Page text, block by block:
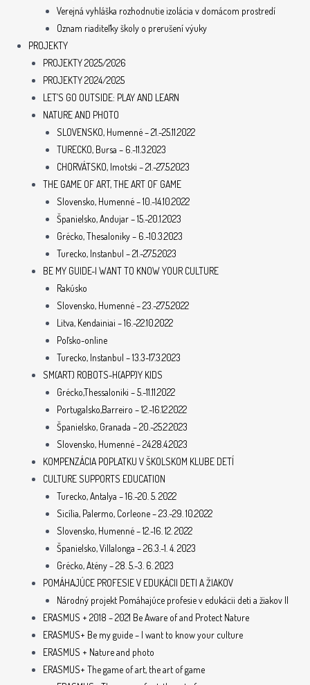
Verejná vyhláška rozhodnutie izolácia v domácom prostredí
Oznam riaditeľky školy o prerušení výuky
PROJEKTY
PROJEKTY 2025/2026
PROJEKTY 2024/2025
LET’S GO OUTSIDE: PLAY AND LEARN
NATURE AND PHOTO
SLOVENSKO, Humenné – 21.-25.11.2022
TURECKO, Bursa – 6.-11.3.2023
CHORVÁTSKO, Imotski – 21.-27.5.2023
THE GAME OF ART, THE ART OF GAME
Slovensko, Humenné – 10.-14.10.2022
Španielsko, Andujar – 15.-20.1.2023
Grécko, Thesaloniky – 6.-10.3.2023
Turecko, Instanbul – 21.-27.5.2023
BE MY GUIDE-I WANT TO KNOW YOUR CULTURE
Rakúsko
Slovensko, Humenné – 23.-27.5.2022
Litva, Kendainiai – 16.-22.10.2022
Poľsko-online
Turecko, Instanbul – 13.3-17.3.2023
SM(ART) ROBOTS-H(APP)Y KIDS
Grécko,Thessaloniki – 5.-11.11.2022
Portugalsko,Barreiro – 12.-16.12.2022
Španielsko, Granada – 20.-25.2.2023
Slovensko, Humenné – 24.28.4.2023
KOMPENZÁCIA POPLATKU V ŠKOLSKOM KLUBE DETÍ
CULTURE SUPPORTS EDUCATION
Turecko, Antalya – 16.-20. 5. 2022
Sicília, Palermo, Corleone – 23.-29. 10.2022
Slovensko, Humenné – 12.-16. 12. 2022
Španielsko, Villalonga – 26.3.-1. 4. 2023
Grécko, Atény – 28. 5.-3. 6. 2023
POMÁHAJÚCE PROFESIE V EDUKÁCII DETI A ŽIAKOV
Národný projekt Pomáhajúce profesie v edukácii deti a žiakov II
ERASMUS + 2018 – 2021 Be Aware of and Protect Nature
ERASMUS+ Be my guide – I want to know your culture
ERASMUS + Nature and photo
ERASMUS+ The game of art, the art of game